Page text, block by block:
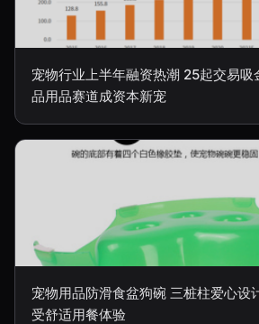
宠物行业上半年融资热潮 25起交易
品用品赛道成资本新宠
宠物用品防滑食盆狗碗 三桩柱爱心设
受舒适用餐体验